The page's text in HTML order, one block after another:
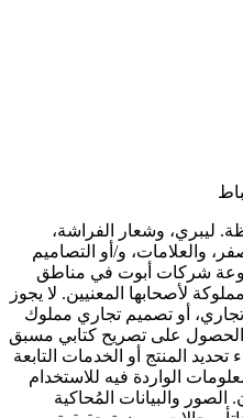
ليبري، وشعار الفراشة،
والعلامات، و/أو التصاميم
شركات أبوت في مناطق
لأصحابها المعنيين. لا يجوز
تجاري، أو تصميم تجاري مملوك
على تصريح كتابي مسبق
المنتج أو الخدمات التابعة
الواردة فيه للاستخدام
والبيانات المُحاكية